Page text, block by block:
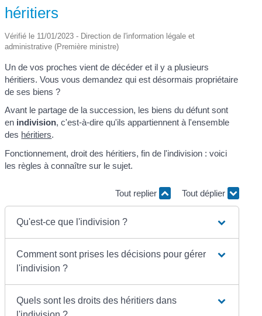
héritiers
Vérifié le 11/01/2023 - Direction de l'information légale et
administrative (Première ministre)
Un de vos proches vient de décéder et il y a plusieurs
héritiers. Vous vous demandez qui est désormais propriétaire
de ses biens ?
Avant le partage de la succession, les biens du défunt sont
en indivision, c'est-à-dire qu'ils appartiennent à l'ensemble
des héritiers.
Fonctionnement, droit des héritiers, fin de l'indivision : voici
les règles à connaître sur le sujet.
Tout replier Tout déplier
Qu'est-ce que l'indivision ?
Comment sont prises les décisions pour gérer
l'indivision ?
Quels sont les droits des héritiers dans